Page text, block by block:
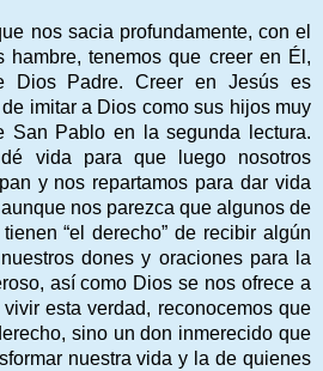
nos sacia profundamente, con el
hambre, tenemos que creer en Él,
Dios Padre. Creer en Jesús es
imitar a Dios como sus hijos muy
San Pablo en la segunda lectura.
vida para que luego nosotros
y nos repartamos para dar vida
nos parezca que algunos de
“el derecho” de recibir algún
dones y oraciones para la
así como Dios se nos ofrece a
esta verdad, reconocemos que
sino un don inmerecido que
nuestra vida y la de quienes